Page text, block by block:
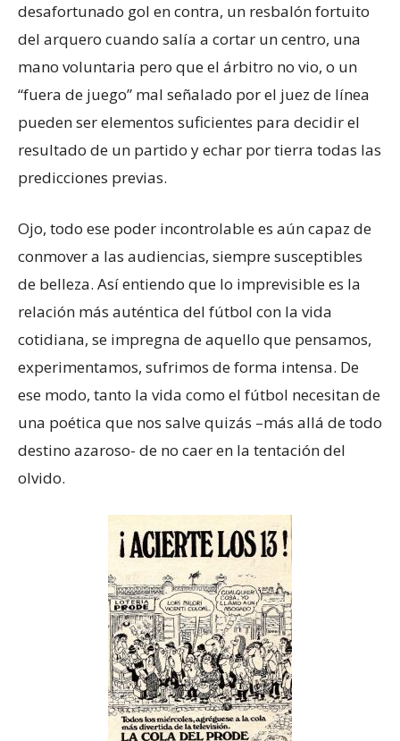
desafortunado gol en contra, un resbalón fortuito
del arquero cuando salía a cortar un centro, una
mano voluntaria pero que el árbitro no vio, o un
“fuera de juego” mal señalado por el juez de línea
pueden ser elementos suficientes para decidir el
resultado de un partido y echar por tierra todas las
predicciones previas.
Ojo, todo ese poder incontrolable es aún capaz de
conmover a las audiencias, siempre susceptibles
de belleza. Así entiendo que lo imprevisible es la
relación más auténtica del fútbol con la vida
cotidiana, se impregna de aquello que pensamos,
experimentamos, sufrimos de forma intensa. De
ese modo, tanto la vida como el fútbol necesitan de
una poética que nos salve quizás –más allá de todo
destino azaroso- de no caer en la tentación del
olvido.